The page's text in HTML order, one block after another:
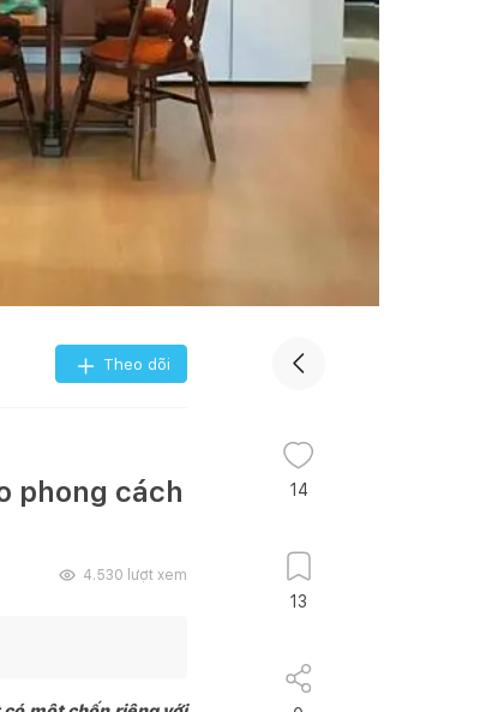
Theo dõi
phong cách
4.530 lượt xem
14
13